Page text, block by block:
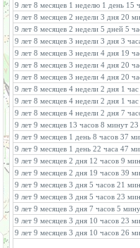
9 лет 8 месяцев 1 неделю 1 день 15
9 лет 8 месяцев 2 недели 3 дня 20
9 лет 8 месяцев 2 недели 5 дней 5
9 лет 8 месяцев 3 недели 3 дня 3
9 лет 8 месяцев 3 недели 4 дня 19
9 лет 8 месяцев 3 недели 4 дня 20
9 лет 8 месяцев 3 недели 4 дня 20
9 лет 8 месяцев 4 недели 2 дня 1
9 лет 8 месяцев 4 недели 2 дня 1
9 лет 8 месяцев 4 недели 2 дня 7
9 лет 9 месяцев 13 часов 8 минут
9 лет 9 месяцев 1 день 8 часов 37
9 лет 9 месяцев 1 день 22 часа 47
9 лет 9 месяцев 2 дня 12 часов 9
9 лет 9 месяцев 2 дня 19 часов 39
9 лет 9 месяцев 3 дня 5 часов 21
9 лет 9 месяцев 3 дня 5 часов 23
9 лет 9 месяцев 3 дня 7 часов 5
9 лет 9 месяцев 3 дня 10 часов 23
9 лет 9 месяцев 3 дня 10 часов 26